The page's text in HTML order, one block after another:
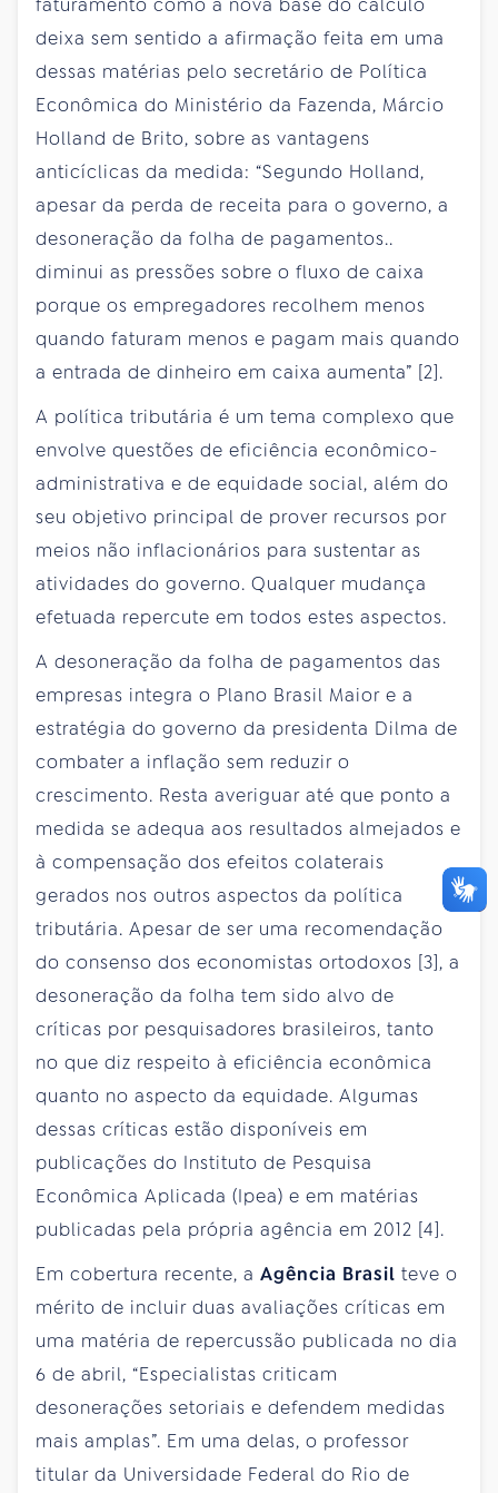
deixa sem sentido a afirmação feita em uma
dessas matérias pelo secretário de Política
Econômica do Ministério da Fazenda, Márcio
Holland de Brito, sobre as vantagens
anticíclicas da medida: “Segundo Holland,
apesar da perda de receita para o governo, a
desoneração da folha de pagamentos..
diminui as pressões sobre o fluxo de caixa
porque os empregadores recolhem menos
quando faturam menos e pagam mais quando
a entrada de dinheiro em caixa aumenta” [2].
A política tributária é um tema complexo que
envolve questões de eficiência econômico-
administrativa e de equidade social, além do
seu objetivo principal de prover recursos por
meios não inflacionários para sustentar as
atividades do governo. Qualquer mudança
efetuada repercute em todos estes aspectos.
A desoneração da folha de pagamentos das
empresas integra o Plano Brasil Maior e a
estratégia do governo da presidenta Dilma de
combater a inflação sem reduzir o
crescimento. Resta averiguar até que ponto a
medida se adequa aos resultados almejados e
à compensação dos efeitos colaterais
gerados nos outros aspectos da política
tributária. Apesar de ser uma recomendação
do consenso dos economistas ortodoxos [3], a
desoneração da folha tem sido alvo de
críticas por pesquisadores brasileiros, tanto
no que diz respeito à eficiência econômica
quanto no aspecto da equidade. Algumas
dessas críticas estão disponíveis em
publicações do Instituto de Pesquisa
Econômica Aplicada (Ipea) e em matérias
publicadas pela própria agência em 2012 [4].
Em cobertura recente, a Agência Brasil teve o
mérito de incluir duas avaliações críticas em
uma matéria de repercussão publicada no dia
6 de abril, “Especialistas criticam
desonerações setoriais e defendem medidas
mais amplas”. Em uma delas, o professor
titular da Universidade Federal do Rio de